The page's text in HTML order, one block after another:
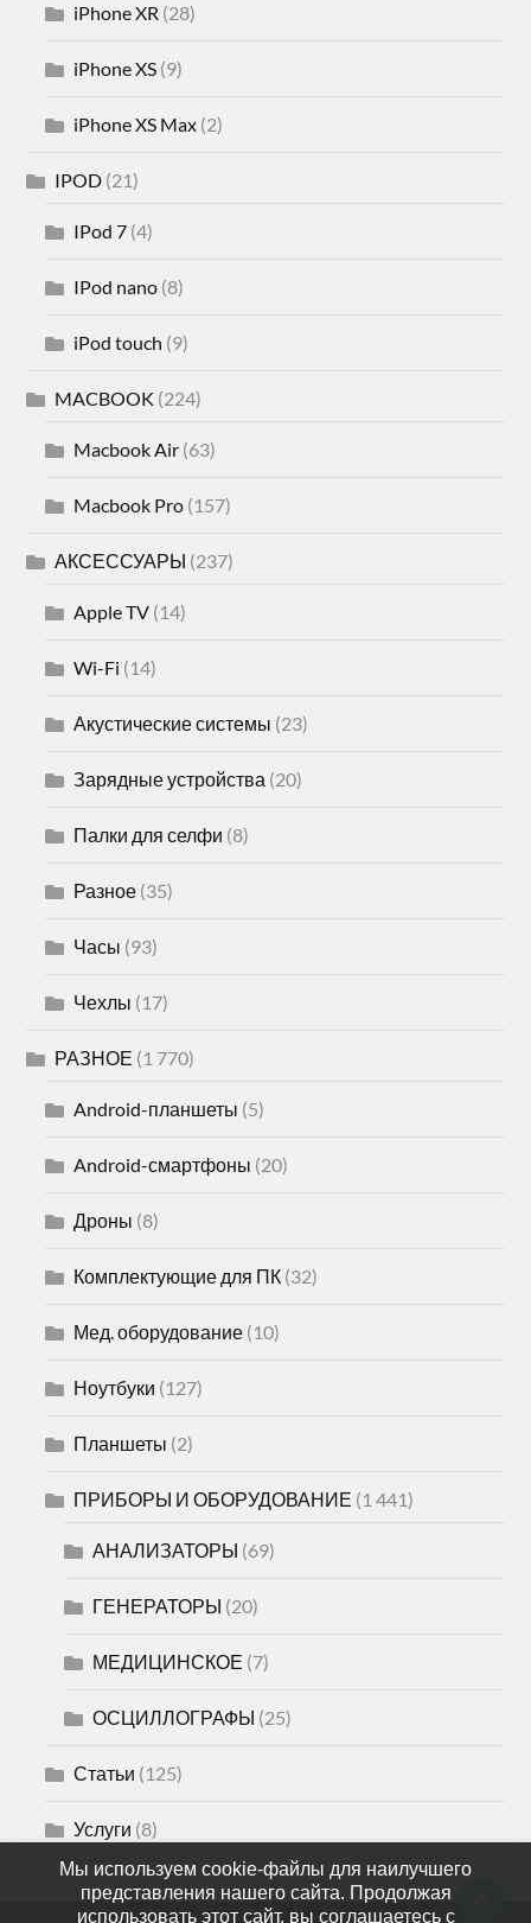
iPhone XR (28)
iPhone XS (9)
iPhone XS Max (2)
IPOD (21)
IPod 7 (4)
IPod nano (8)
iPod touch (9)
MACBOOK (224)
Macbook Air (63)
Macbook Pro (157)
АКСЕССУАРЫ (237)
Apple TV (14)
Wi-Fi (14)
Акустические системы (23)
Зарядные устройства (20)
Палки для селфи (8)
Разное (35)
Часы (93)
Чехлы (17)
РАЗНОЕ (1 770)
Android-планшеты (5)
Android-смартфоны (20)
Дроны (8)
Комплектующие для ПК (32)
Мед. оборудование (10)
Ноутбуки (127)
Планшеты (2)
ПРИБОРЫ И ОБОРУДОВАНИЕ (1 441)
АНАЛИЗАТОРЫ (69)
ГЕНЕРАТОРЫ (20)
МЕДИЦИНСКОЕ (7)
ОСЦИЛЛОГРАФЫ (25)
Статьи (125)
Услуги (8)
Мы используем cookie-файлы для наилучшего
представления нашего сайта. Продолжая
использовать этот сайт, вы соглашаетесь с